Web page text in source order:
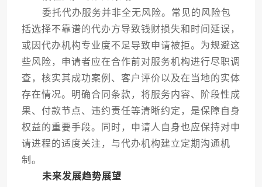
委托代办服务并非全无风险。常见的风险包
括选择不靠谱的代办方导致钱财损失和时间延误，
或因代办机构专业度不足导致申请被拒。为规避这
些风险，申请者应在合作前对服务机构进行尽职调
查，核实其成功案例、客户评价以及在当地的实体
存在情况。明确合同条款，将服务内容、阶段性成
果、付款节点、违约责任等清晰约定，是保障自身
权益的重要手段。同时，申请人自身也应保持对申
请进程的适度关注，与代办机构建立定期沟通机
制。
未来发展趋势展望